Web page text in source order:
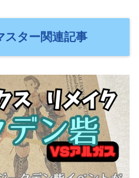
スター関連記事